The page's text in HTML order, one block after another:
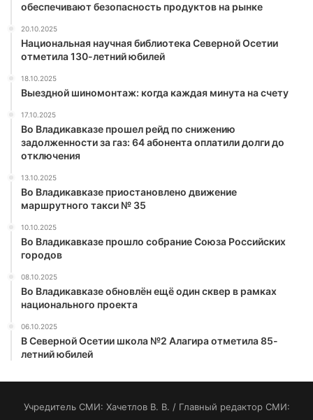
обеспечивают безопасность продуктов на рынке
20.10.2025
Национальная научная библиотека Северной Осетии
отметила 130-летний юбилей
18.10.2025
Выездной шиномонтаж: когда каждая минута на счету
17.10.2025
Во Владикавказе прошел рейд по снижению
задолженности за газ: 64 абонента оплатили долги до
отключения
13.10.2025
Во Владикавказе приостановлено движение
маршрутного такси № 35
10.10.2025
Во Владикавказе прошло собрание Союза Российских
городов
08.10.2025
Во Владикавказе обновлён ещё один сквер в рамках
национального проекта
06.10.2025
В Северной Осетии школа №2 Алагира отметила 85-
летний юбилей
Учредитель СМИ: Хaчeтлoв B. B. / Главный редактор СМИ: